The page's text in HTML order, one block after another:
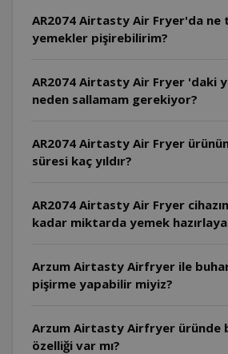
AR2074 Airtasty Air Fryer'da ne
yemekler pişirebilirim?
AR2074 Airtasty Air Fryer 'daki yiyecekleri
neden sallamam gerekiyor?
AR2074 Airtasty Air Fryer
süresi kaç yıldır?
AR2074 Airtasty Air Fryer cihazımla ne
kadar miktarda yemek
Arzum Airtasty Airfryer ile
pişirme yapabilir miyiz?
Arzum Airtasty Airfryer üründe
özelliği var mı?